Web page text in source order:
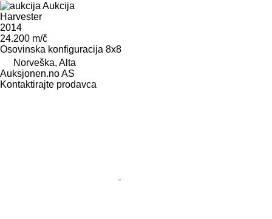
Aukcija
Harvester
2014
24.200 m/č
Osovinska konfiguracija 8x8
Norveška, Alta
Auksjonen.no AS
Kontaktirajte prodavca